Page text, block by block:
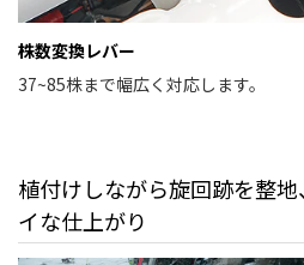
株数変換レバー
37~85株まで幅広く対応します。
植付けしながら旋回跡を整
イな仕上がり